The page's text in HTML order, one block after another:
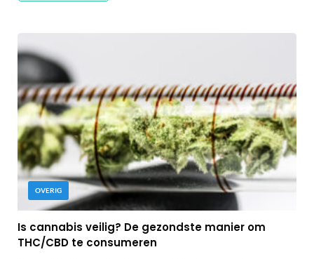
OVERIG
Is cannabis veilig? De gezondste manier om
THC/CBD te consumeren